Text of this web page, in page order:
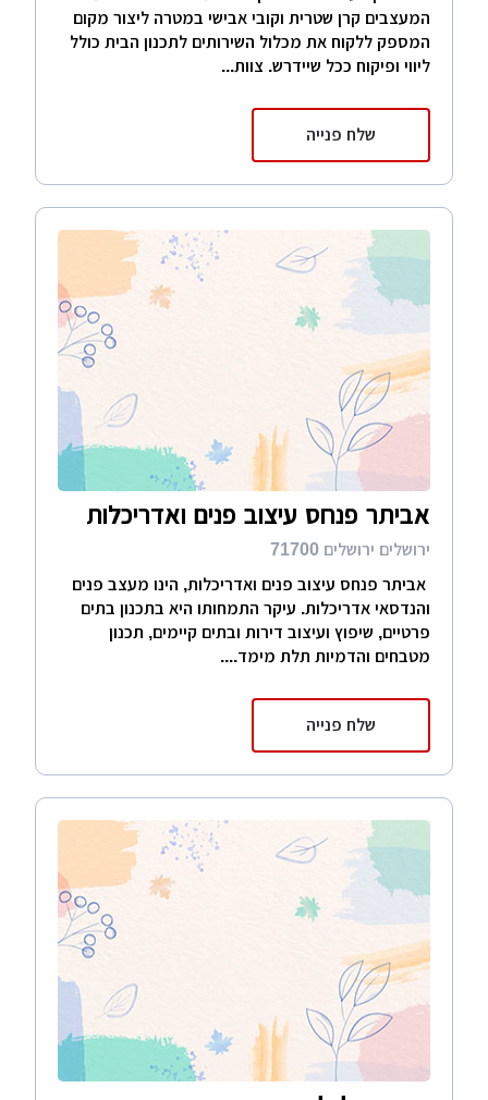
המעצבים קרן שטרית וקובי אבישי במטרה ליצור מקום
המספק ללקוח את מכלול השירותים לתכנון הבית כולל
ליווי ופיקוח ככל שיידרש. צוות...
שלח פנייה
אביתר פנחס עיצוב פנים ואדריכלות
ירושלים ירושלים 71700
אביתר פנחס עיצוב פנים ואדריכלות, הינו מעצב פנים
והנדסאי אדריכלות. עיקר התמחותו היא בתכנון בתים
פרטיים, שיפוץ ועיצוב דירות ובתים קיימים, תכנון
מטבחים והדמיות תלת מימד....
שלח פנייה